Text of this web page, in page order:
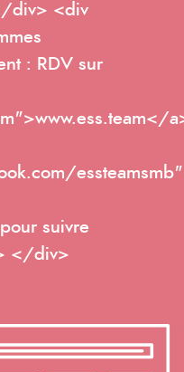
div> <div
: RDV sur
suivre
</div>